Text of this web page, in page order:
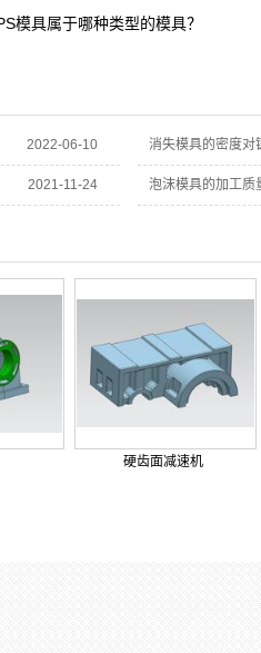
模具属于哪种类型的模具？
2022-06-10 消失模具的密度对
2021-11-24 泡沫模具的加工质
硬齿面减速机